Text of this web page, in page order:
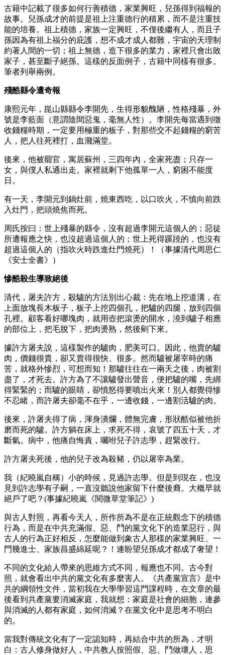
古籍中記載了很多如何行善積德，家業興旺，兒孫得到福報的
故事。兒孫成才的前提是祖上注重德行的積累，而不是注重技
能的培養。祖上積德，家族一定興旺，不僅後繼有人，而且子
孫因為有祖上福分的庇護，想不成才成人都難，宇宙的天理制
約著人間的一切；祖上無德，造下很多的業力，家裡只會出敗
家子，甚至斷子絕孫。這樣的反面例子，古籍中同樣有很多。
筆者列舉兩例。
殘酷縣令遭奇報
康熙元年，崑山縣縣令李開先，生得形貌醜陋，性格殘暴，外
號是李藍面（意謂陰間惡鬼，毫無人性）。李開先每當遇到徵
收錢糧時期，一定要用極重的板子，對那些交不起錢糧的窮苦
人，把人往死裡打，血濺滿堂。
後來，他被罷官，寓居蘇州，三四年內，全家死盡；只存一
女，與僕人私通出走。家裡就剩下他孤單一人，窮困不能度
日。
有一天，李開元到鍋灶前，燒東西吃，以口吹火，不慎向前跌
入灶門，把頭燒焦而死。
周氏按曰：世上殘暴的縣令，沒有超過李開元這個人的；惡徒
所遭報應之快，也沒超過這個人的；世上死得蹊蹺的，也沒有
超過這個人的（指吹火時跌進灶門燒死）！（事據清代周思仁
《安士全書》）
慘酷殺生導致絕後
清代，屠夫許方，殺驢的方法別出心裁：先在地上挖道溝，在
上面放塊長木板子，板子上挖四個孔，把驢的四腿，放到四個
孔裡。顧客看好哪塊肉，就用壺把滾燙的開水，澆到驢子相應
的部位上，把毛脫下，把肉燙熟，然後剜下來。
據許方屠夫說，這樣製作的驢肉，肥美可口。因此，他賣的驢
肉，價錢很貴，卻又賣得很快、很多。然而驢被屠宰時的痛
苦，就格外慘烈，可想而知！那驢往往在一兩天之後，肉被割
盡了，才死去。許方為了不讓驢發出聲音，便把驢的嘴，先綁
得緊緊的；而驢的眼睛，卻憤怒得要噴出火來！別人都覺得慘
不忍睹，而許屠夫卻毫不在乎，一邊收錢，一邊割活驢的肉。
後來，許屠夫得了病，渾身潰爛，體無完膚，形狀酷似被他折
磨而死的驢。許方躺在床上，求死不得，哀號了四五十天，才
斷氣。病中，他痛自悔責，囑咐兒子許志學，趕緊改行。
許方屠夫死後，他的兒子改為殺豬，仍以屠宰為業。
我（紀曉嵐自稱）小的時候，見過許志學。但是到現在，也沒
見到許志學有子嗣，一直沒聽說他家留下什麼後裔。大概早就
絕戶了吧？(事據紀曉嵐《閱微草堂筆記》)
與古人對照，再看今天人，所作所為不是在正統觀念下的積德
行為，而是在中共充滿假、惡、鬥的黨文化下的造業惡行，與
古人的行為正好相反，怎麼能做到象古人那樣的家業興旺、一
門幾進士、家族昌盛綿延呢？！連盼望兒孫成才都成了奢望！
不同的文化給人帶來的思維方式不同，報應也不同。古今對
照，就會看出中共的黨文化有多麼害人。《共產黨宣言》是中
共的綱領性文件，當初我在大學學習這門課程時，在文章的最
後看到共產黨要消滅家庭，我就想：家庭是社會的細胞，連參
與消滅的人都有家庭，如何消滅？在黨文化中是思考不明白
的。
當我對傳統文化有了一定認知時，再結合中共的所為，才明
白：古人修身做好人，中共教人按照假、惡、鬥做壞人，思